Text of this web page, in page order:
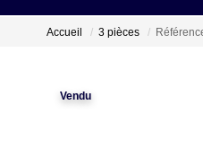
Accueil 3 pièces
Vendu